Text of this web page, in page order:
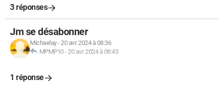
3 réponses
Jm se désabonner
Michaelay-20 avr. 2024 à 08:36
MPMP10-20 avr. 2024 à 08:43
1 réponse